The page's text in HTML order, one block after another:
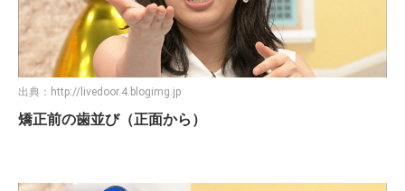
出典： http://livedoor.4.blogimg.jp
矯正前の歯並び（正面から）